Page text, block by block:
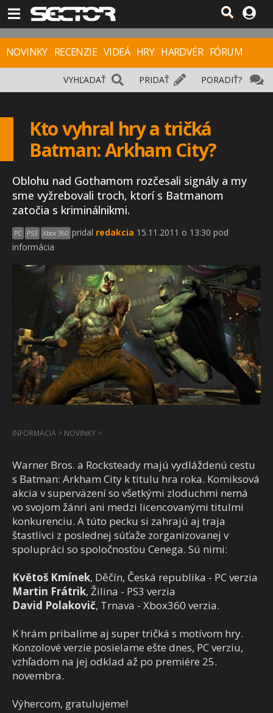
NOVINKY RECENZIE VIDEÁ HRY HARDVÉR FÓRUM
PORADIŤ?
PRIDAŤ
VYHĽADAŤ
Kto vyhral hry a tričká
Batman: Arkham City?
Oblohu nad Gothamom rozčesali signály a my
sme vyžrebovali troch, ktorí s Batmanom
zatočia s kriminálnikmi.
PC PS3 Xbox 360 pridal redakcia 15.11.2011 o 13:30 pod
informácia
INFORMÁCIA > NOVINKY >
Warner Bros. a Rocksteady majú vydláždenú cestu
s Batman: Arkham City k titulu hra roka. Komiksová
akcia v superväzení so všetkými zloduchmi nemá
vo svojom žánri ani medzi licencovanými titulmi
konkurenciu. A túto pecku si zahrajú aj traja
štastlivci z poslednej súťaže zorganizovanej v
spolupráci so spoločnosťou Cenega. Sú nimi:
Květoš Kmínek, Děčín, Česká republika - PC verzia
Martin Frátrik, Žilina - PS3 verzia
David Polakovič, Trnava - Xbox360 verzia.
K hrám pribalíme aj super tričká s motívom hry.
Konzolové verzie posielame ešte dnes, PC verziu,
vzhľadom na jej odklad až po premiére 25.
novembra.
Výhercom, gratulujeme!